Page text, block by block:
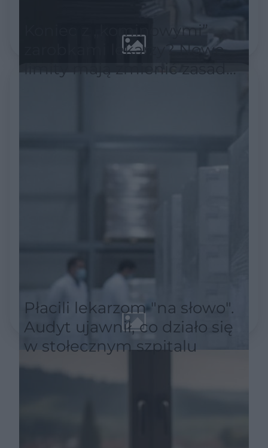
Koniec z „kominowymi”
zarobkami lekarzy? Nowe
limity mają zmienić zasady
Płacili lekarzom "na słowo".
Audyt ujawnił, co działo się
w stołecznym szpitalu